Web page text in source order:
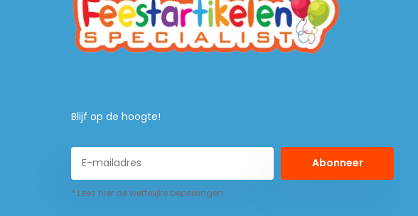
Blijf op de hoogte!
Abonneer
* Lees hier de wettelijke beperkingen